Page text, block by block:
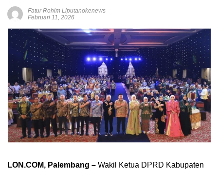
Fatur Rohim Liputanokenews
Februari 11, 2026
LON.COM, Palembang – Wakil Ketua DPRD Kabupaten